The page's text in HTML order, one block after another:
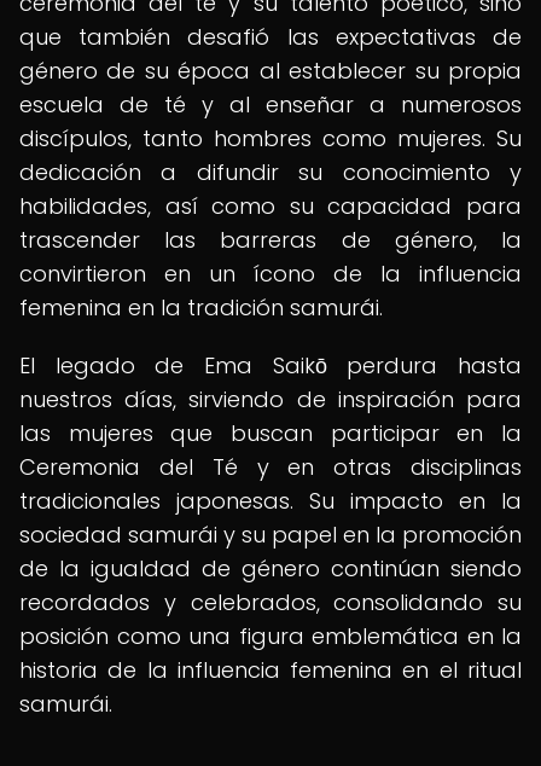
que también desafió las expectativas de
género de su época al establecer su propia
escuela de té y al enseñar a numerosos
discípulos, tanto hombres como mujeres. Su
dedicación a difundir su conocimiento y
habilidades, así como su capacidad para
trascender las barreras de género, la
convirtieron en un ícono de la influencia
femenina en la tradición samurái.
El legado de Ema Saikō perdura hasta
nuestros días, sirviendo de inspiración para
las mujeres que buscan participar en la
Ceremonia del Té y en otras disciplinas
tradicionales japonesas. Su impacto en la
sociedad samurái y su papel en la promoción
de la igualdad de género continúan siendo
recordados y celebrados, consolidando su
posición como una figura emblemática en la
historia de la influencia femenina en el ritual
samurái.